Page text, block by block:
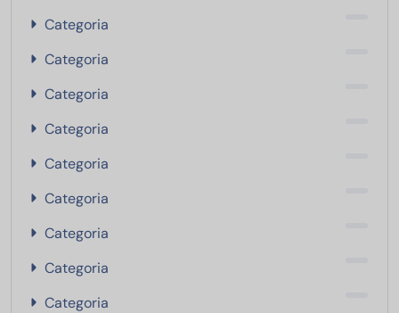
Categoria
Categoria
Categoria
Categoria
Categoria
Categoria
Categoria
Categoria
Categoria